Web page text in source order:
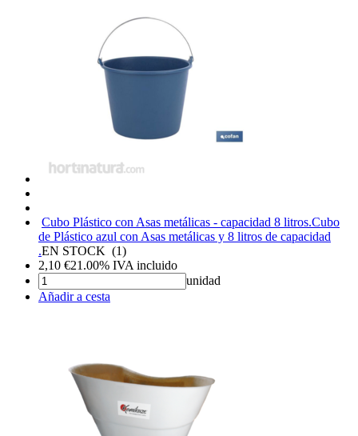
Cubo Plástico con Asas metálicas - capacidad 8 litros.Cubo
de Plástico azul con Asas metálicas y 8 litros de capacidad
.EN STOCK (1)
2,10 €21.00% IVA incluido
unidad
Añadir a cesta